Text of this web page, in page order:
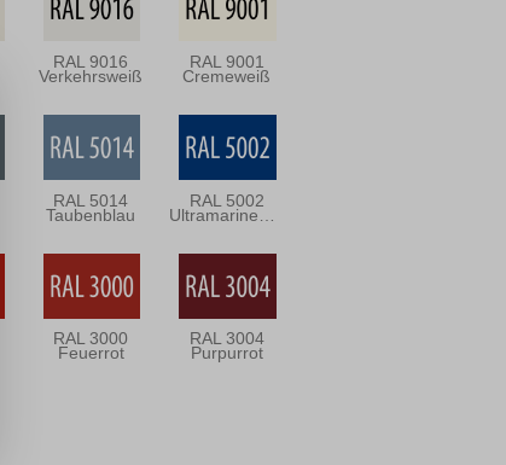
RAL 9016
Verkehrsweiß
RAL 9001
Cremeweiß
RAL 5014
Taubenblau
RAL 5002
RAL 3000
Feuerrot
RAL 3004
Purpurrot